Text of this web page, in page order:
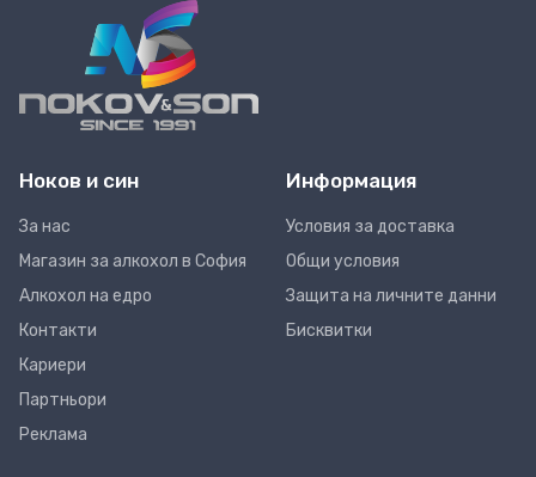
Ноков и син
За нас
Магазин за алкохол в София
Алкохол на едро
Контакти
Кариери
Партньори
Реклама
Информация
Условия за доставка
Общи условия
Защита на личните данни
Бисквитки